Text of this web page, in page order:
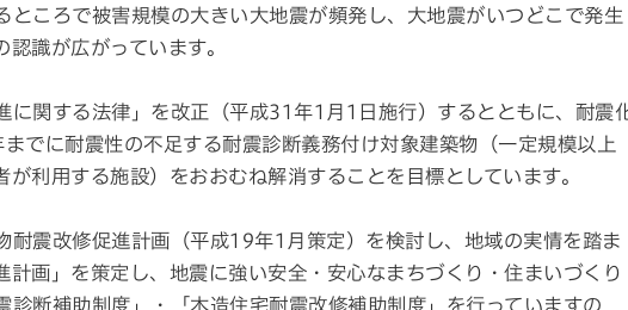
ところで被害規模の大きい大地震が頻発し、大地震がいつどこで発生
認識が広がっています。
に関する法律」を改正（平成31年1月1日施行）するとともに、耐震
でに耐震性の不足する耐震診断義務付け対象建築物（一定規模以上
利用する施設）をおおむね解消することを目標としています。
耐震改修促進計画（平成19年1月策定）を検討し、地域の実情を踏ま
計画」を策定し、地震に強い安全・安心なまちづくり・住まいづくり
診断補助制度」・「木造住宅耐震改修補助制度」を行っていますの